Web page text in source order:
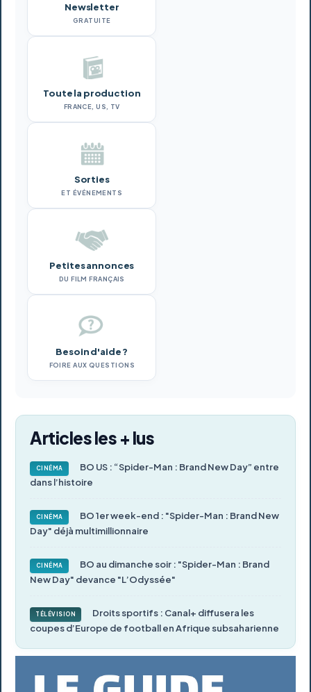
Newsletter
GRATUITE
Toute la production
FRANCE, US, TV
Sorties
ET ÉVÉNEMENTS
Petites annonces
DU FILM FRANÇAIS
Besoin d'aide ?
FOIRE AUX QUESTIONS
Articles les + lus
CINÉMA
BO US : “Spider-Man : Brand New Day” entre
dans l’histoire
CINÉMA
BO 1er week-end : "Spider-Man : Brand New
Day" déjà multimillionnaire
CINÉMA
BO au dimanche soir : "Spider-Man : Brand
New Day" devance "L’Odyssée"
TÉLÉVISION
Droits sportifs : Canal+ diffusera les
coupes d’Europe de football en Afrique subsaharienne